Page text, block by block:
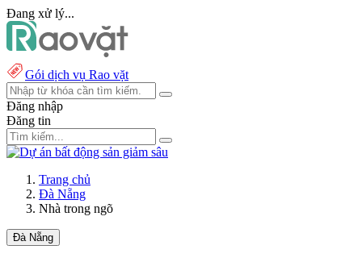
Đang xử lý...
Gói dịch vụ Rao vặt
Đăng nhập
Đăng tin
Trang chủ
Đà Nẵng
Nhà trong ngõ
Đà Nẵng